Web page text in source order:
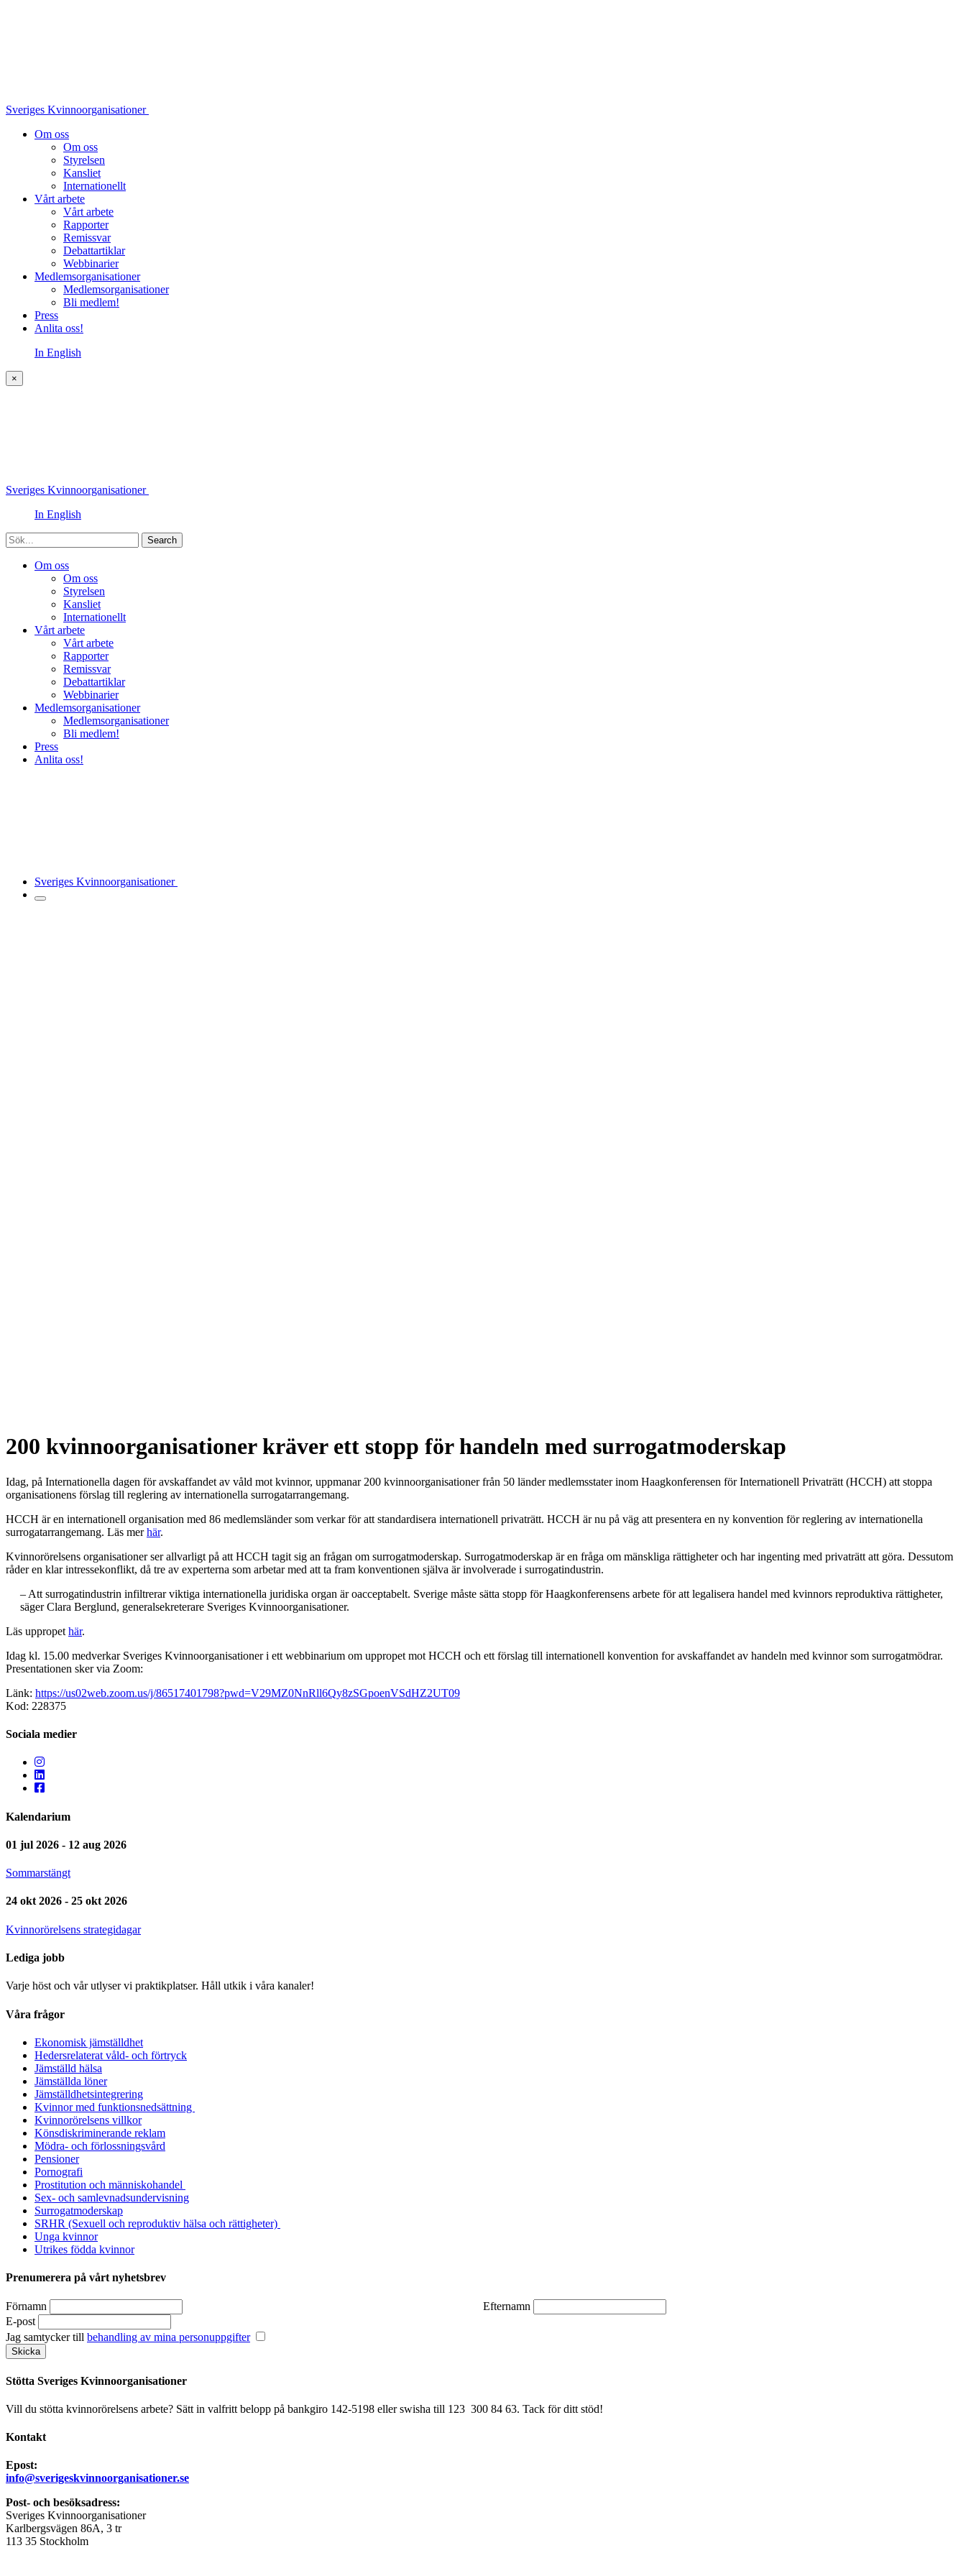
Sveriges Kvinnoorganisationer
Om oss
Om oss
Styrelsen
Kansliet
Internationellt
Vårt arbete
Vårt arbete
Rapporter
Remissvar
Debattartiklar
Webbinarier
Medlemsorganisationer
Medlemsorganisationer
Bli medlem!
Press
Anlita oss!
In English
×
Sveriges Kvinnoorganisationer
In English
Sök
Om oss
Om oss
Styrelsen
Kansliet
Internationellt
Vårt arbete
Vårt arbete
Rapporter
Remissvar
Debattartiklar
Webbinarier
Medlemsorganisationer
Medlemsorganisationer
Bli medlem!
Press
Anlita oss!
Sveriges Kvinnoorganisationer
200 kvinnoorganisationer kräver ett stopp för handeln med surrogatmoderskap
Idag, på Internationella dagen för avskaffandet av våld mot kvinnor, uppmanar 200 kvinnoorganisationer från 50 länder medlemsstater inom Haagkonferensen för Internationell Privaträtt (HCCH) att stoppa
organisationens förslag till reglering av internationella surrogatarrangemang.
HCCH är en internationell organisation med 86 medlemsländer som verkar för att standardisera internationell privaträtt. HCCH är nu på väg att presentera en ny konvention för reglering av internationella
surrogatarrangemang. Läs merhär.
Kvinnorörelsens organisationer ser allvarligt på att HCCH tagit sig an frågan om surrogatmoderskap. Surrogatmoderskap är en fråga om mänskliga rättigheter och har ingenting med privaträtt att göra. Dessutom
råder en klar intressekonflikt, då tre av experterna som arbetar med att ta fram konventionen själva är involverade i surrogatindustrin.
– Att surrogatindustrin infiltrerar viktiga internationella juridiska organ är oacceptabelt. Sverige måste sätta stopp för Haagkonferensens arbete för att legalisera handel med kvinnors reproduktiva rättigheter,
säger Clara Berglund, generalsekreterare Sveriges Kvinnoorganisationer.
Läs uppropet här.
Idag kl. 15.00 medverkar Sveriges Kvinnoorganisationer i ett webbinarium om uppropet mot HCCH och ett förslag till internationell konvention for avskaffandet av handeln med kvinnor som surrogatmödrar.
Presentationen sker via Zoom:
Länk: https://us02web.zoom.us/j/86517401798?pwd=V29MZ0NnRll6Qy8zSGpoenVSdHZ2UT09
Kod: 228375
Sociala medier
Kalendarium
01 jul 2026 - 12 aug 2026
Sommarstängt
24 okt 2026 - 25 okt 2026
Kvinnorörelsens strategidagar
Lediga jobb
Varje höst och vår utlyser vi praktikplatser. Håll utkik i våra kanaler!
Våra frågor
Ekonomisk jämställdhet
Hedersrelaterat våld- och förtryck
Jämställd hälsa
Jämställda löner
Jämställdhetsintegrering
Kvinnor med funktionsnedsättning
Kvinnorörelsens villkor
Könsdiskriminerande reklam
Mödra- och förlossningsvård
Pensioner
Pornografi
Prostitution och människohandel
Sex- och samlevnadsundervisning
Surrogatmoderskap
SRHR (Sexuell och reproduktiv hälsa och rättigheter)
Unga kvinnor
Utrikes födda kvinnor
Prenumerera på vårt nyhetsbrev
Förnamn
Efternamn
E-post
Jag samtycker till behandling av mina personuppgifter
Stötta Sveriges Kvinnoorganisationer
Vill du stötta kvinnorörelsens arbete? Sätt in valfritt belopp på bankgiro 142-5198 eller swisha till 123 300 84 63. Tack för ditt stöd!
Kontakt
Epost:
info@sverigeskvinnoorganisationer.se
Post- och besöksadress:
Sveriges Kvinnoorganisationer
Karlbergsvägen 86A, 3 tr
113 35 Stockholm